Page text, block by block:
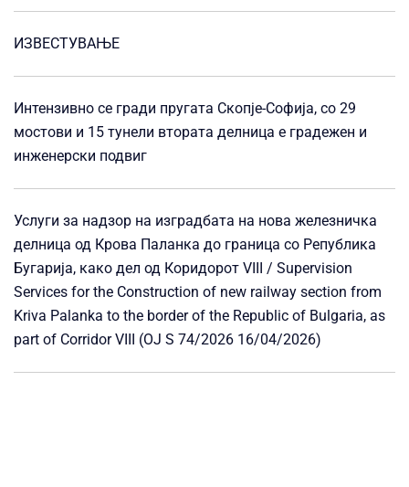
ИЗВЕСТУВАЊЕ
Интензивно се гради пругата Скопје-Софија, со 29
мостови и 15 тунели втората делница е градежен и
инженерски подвиг
Услуги за надзор на изградбата на нова железничка
делница од Крова Паланка до граница со Република
Бугарија, како дел од Коридорот VIII / Supervision
Services for the Construction of new railway section from
Kriva Palanka to the border of the Republic of Bulgaria, as
part of Corridor VIII (OJ S 74/2026 16/04/2026)